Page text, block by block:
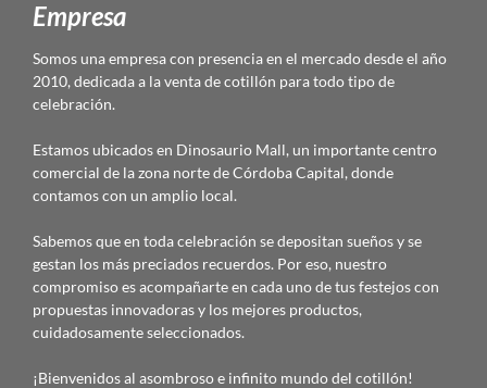
Empresa
Somos una empresa con presencia en el mercado desde el año
2010, dedicada a la venta de cotillón para todo tipo de
celebración.
Estamos ubicados en Dinosaurio Mall, un importante centro
comercial de la zona norte de Córdoba Capital, donde
contamos con un amplio local.
Sabemos que en toda celebración se depositan sueños y se
gestan los más preciados recuerdos. Por eso, nuestro
compromiso es acompañarte en cada uno de tus festejos con
propuestas innovadoras y los mejores productos,
cuidadosamente seleccionados.
¡Bienvenidos al asombroso e infinito mundo del cotillón!